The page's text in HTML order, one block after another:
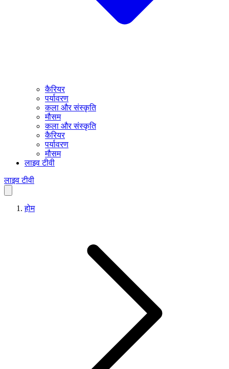
कैरियर
पर्यावरण
कला और संस्कृति
मौसम
कला और संस्कृति
कैरियर
पर्यावरण
मौसम
लाइव टीवी
लाइव टीवी
होम